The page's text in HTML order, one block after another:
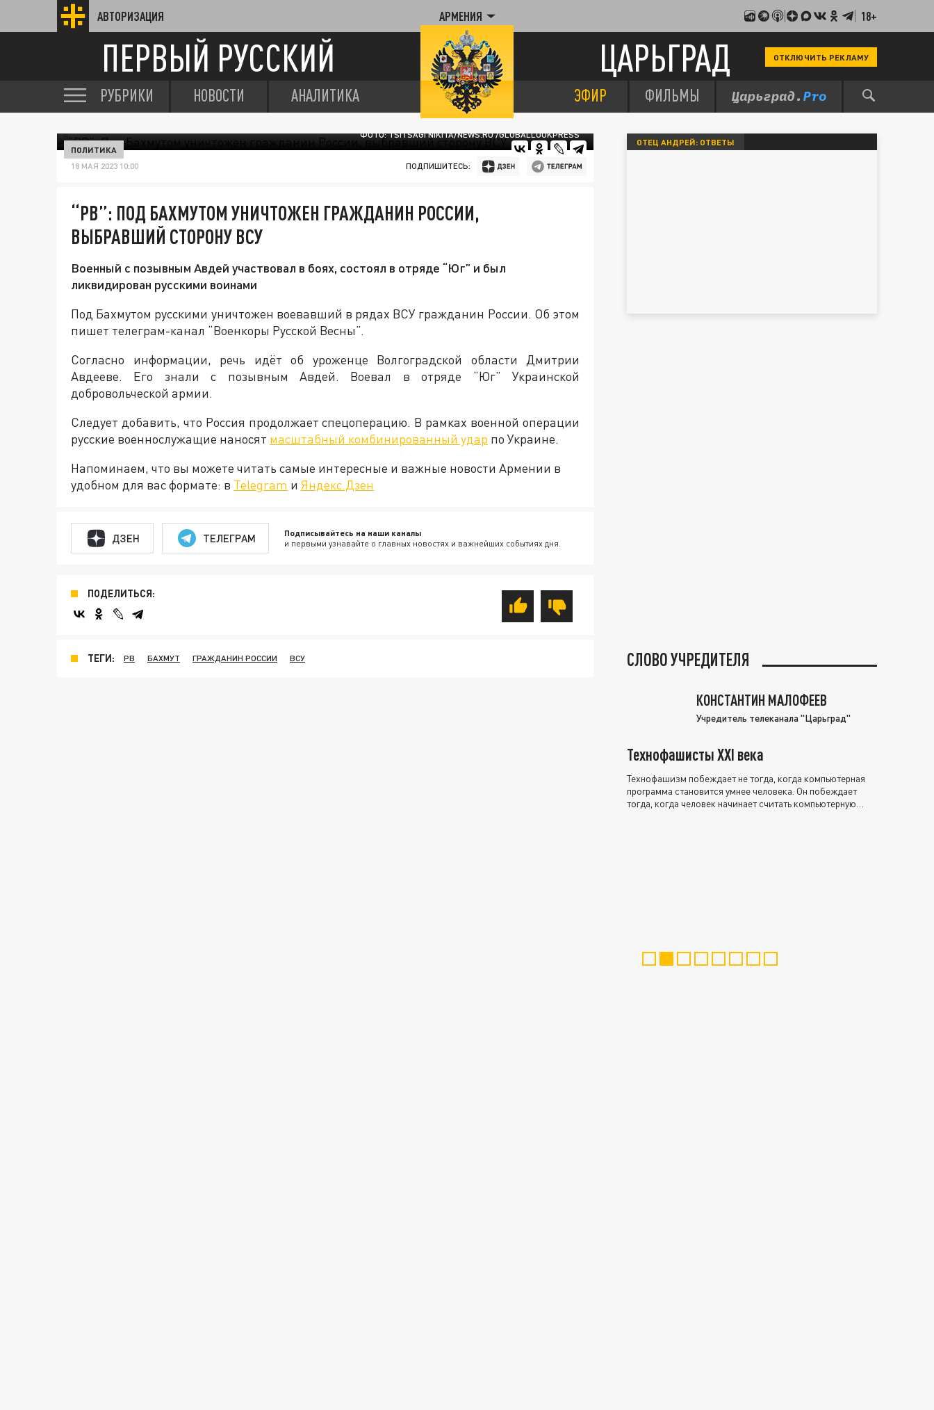
АВТОРИЗАЦИЯ АРМЕНИЯ 18+
ПЕРВЫЙ РУССКИЙ ЦАРЬГРАД ОТКЛЮЧИТЬ РЕКЛАМУ
РУБРИКИ НОВОСТИ АНАЛИТИКА ЭФИР ФИЛЬМЫ
ФОТО: TSITSAGI NIKITA/NEWS.RU /GLOBALLOOKPRESS
ПОЛИТИКА
18 МАЯ 2023 10:00 ПОДПИШИТЕСЬ:
“РВ”: ПОД БАХМУТОМ УНИЧТОЖЕН ГРАЖДАНИН РОССИИ,
ВЫБРАВШИЙ СТОРОНУ ВСУ
Военный с позывным Авдей участвовал в боях, состоял в отряде “Юг” и был
ликвидирован русскими воинами
Под Бахмутом русскими уничтожен воевавший в рядах ВСУ гражданин России. Об этом
пишет телеграм-канал “Военкоры Русской Весны”.
Согласно информации, речь идёт об уроженце Волгоградской области Дмитрии
Авдееве. Его знали с позывным Авдей. Воевал в отряде “Юг” Украинской
добровольческой армии.
Следует добавить, что Россия продолжает спецоперацию. В рамках военной операции
русские военнослужащие наносят масштабный комбинированный удар по Украине.
Напоминаем, что вы можете читать самые интересные и важные новости Армении в
удобном для вас формате: в Telegram и Яндекс.Дзен
ДЗЕН ТЕЛЕГРАМ Подписывайтесь на наши каналы
и первыми узнавайте о главных новостях и важнейших событиях дня.
ПОДЕЛИТЬСЯ:
ТЕГИ: РВ БАХМУТ ГРАЖДАНИН РОССИИ ВСУ
ОТЕЦ АНДРЕЙ: ОТВЕТЫ
СЛОВО УЧРЕДИТЕЛЯ
КОНСТАНТИН МАЛОФЕЕВ
Учредитель телеканала "Царьград"
Технофашисты XXI века
Технофашизм побеждает не тогда, когда компьютерная
программа становится умнее человека. Он побеждает
тогда, когда человек начинает считать компьютерную